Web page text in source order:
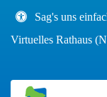
Sag's uns
Virtuelles Rathaus